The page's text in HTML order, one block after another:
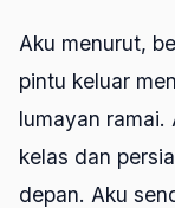
Aku menurut,
pintu keluar
lumayan ramai.
kelas dan
depan. Aku